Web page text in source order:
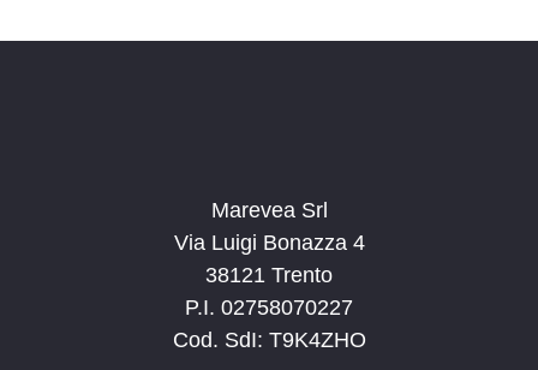
Marevea Srl
Via Luigi Bonazza 4
38121 Trento
P.I. 02758070227
Cod. SdI: T9K4ZHO